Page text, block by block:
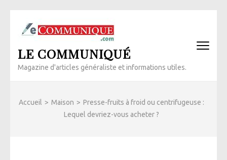
(Pressez
Entrée)
LE COMMUNIQUÉ
Magazine d'articles généraliste et informations utiles.
Accueil > Maison > Presse-fruits à froid ou centrifugeuse :
Lequel devriez-vous acheter ?